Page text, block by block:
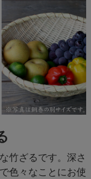
竹ざるです。深さ
色々なことにお使